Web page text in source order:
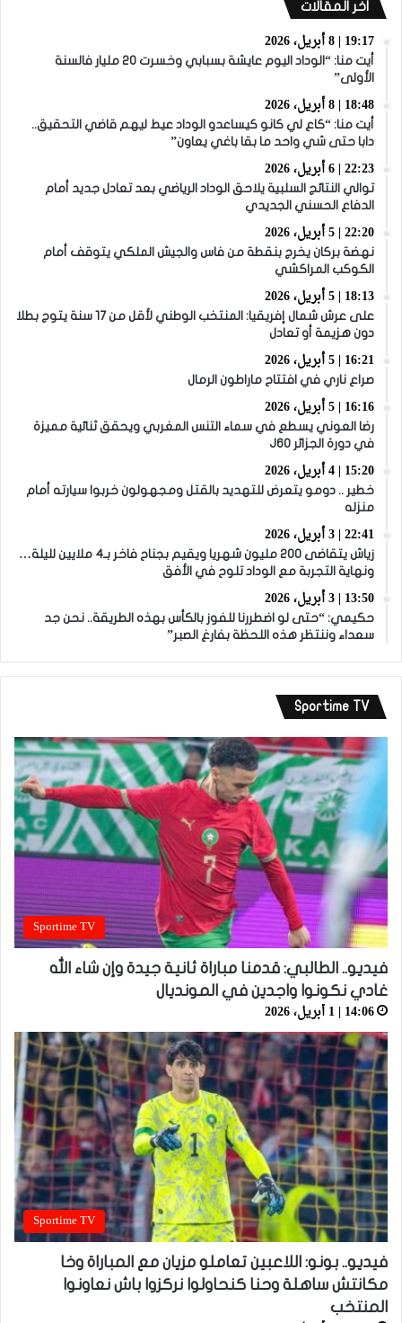
أخر المقالات
19:17 | 8 أبريل، 2026
أيت منا: “الوداد اليوم عايشة بسبابي وخسرت 20 مليار فالسنة
الأولى”
18:48 | 8 أبريل، 2026
أيت منا: “كاع لي كانو كيساعدو الوداد عيط ليهم قاضي التحقيق..
دابا حتى شي واحد ما بقا باغي يعاون”
22:23 | 6 أبريل، 2026
توالي النتائج السلبية يلاحق الوداد الرياضي بعد تعادل جديد أمام
الدفاع الحسني الجديدي
22:20 | 5 أبريل، 2026
نهضة بركان يخرج بنقطة من فاس والجيش الملكي يتوقف أمام
الكوكب المراكشي
18:13 | 5 أبريل، 2026
على عرش شمال إفريقيا: المنتخب الوطني لأقل من 17 سنة يتوج بطلا
دون هزيمة أو تعادل
16:21 | 5 أبريل، 2026
صراع ناري في افتتاح ماراطون الرمال
16:16 | 5 أبريل، 2026
رضا العوني يسطع في سماء التنس المغربي ويحقق ثنائية مميزة
في دورة الجزائر J60
15:20 | 4 أبريل، 2026
خطير .. دومو يتعرض للتهديد بالقتل ومجهولون خربوا سيارته أمام
منزله
22:41 | 3 أبريل، 2026
زياش يتقاضى 200 مليون شهريا ويقيم بجناح فاخر بـ4 ملايين لليلة…
ونهاية التجربة مع الوداد تلوح في الأفق
13:50 | 3 أبريل، 2026
حكيمي: “حتى لو اضطررنا للفوز بالكأس بهذه الطريقة.. نحن جد
سعداء وننتظر هذه اللحظة بفارغ الصبر”
Sportime TV
Sportime TV
فيديو.. الطالبي: قدمنا مباراة ثانية جيدة وإن شاء الله
غادي نكونوا واجدين في المونديال
14:06 | 1 أبريل، 2026
Sportime TV
فيديو.. بونو: اللاعبين تعاملو مزيان مع المباراة وخا
مكانتش ساهلة وحنا كنحاولوا نركزوا باش نعاونوا
المنتخب